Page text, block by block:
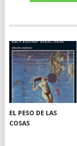
EL PESO DE LAS
COSAS